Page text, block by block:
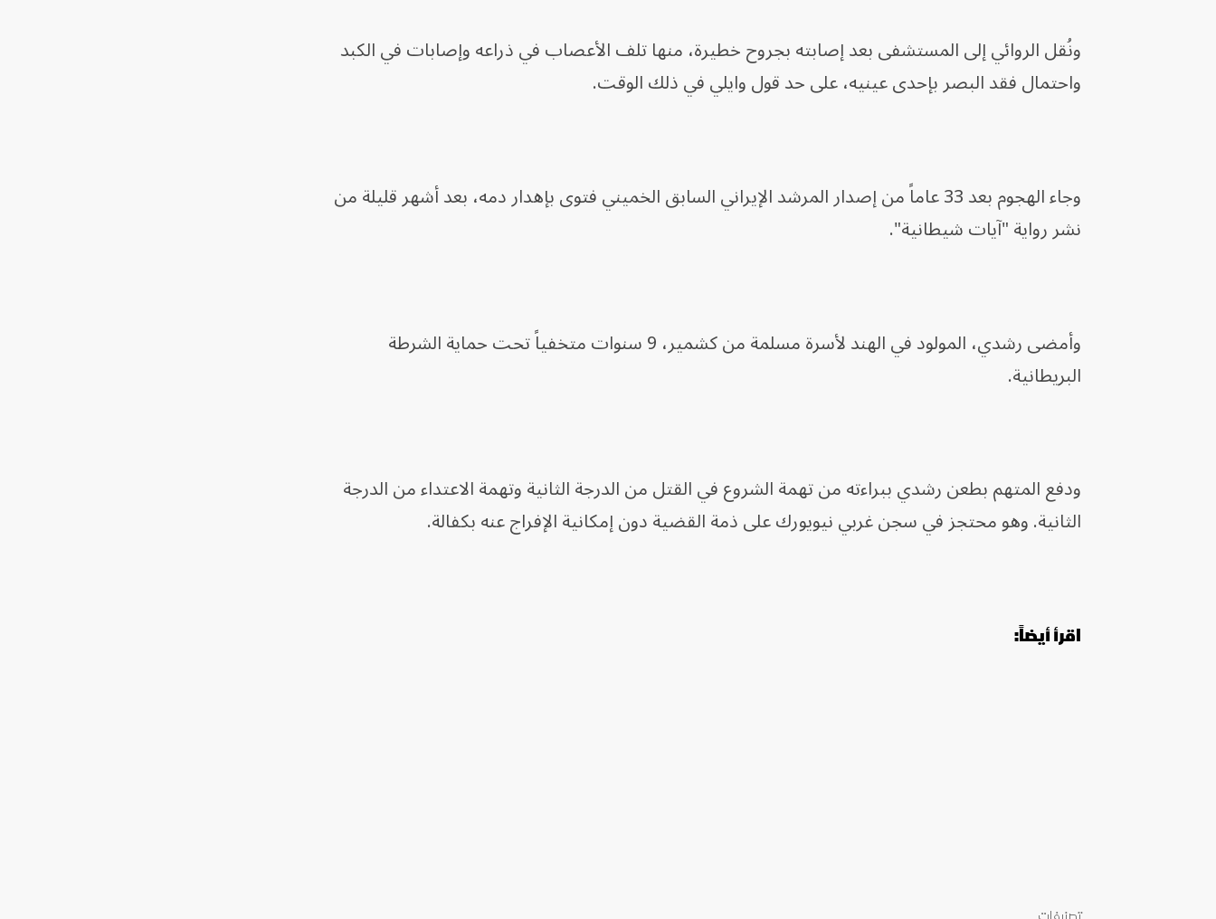
ونُقل الروائي إلى المستشفى بعد إصابته بجروح خطيرة، منها تلف الأعصاب في ذراعه وإصابات في الكبد
واحتمال فقد البصر بإحدى عينيه، على حد قول وايلي في ذلك الوقت.
وجاء الهجوم بعد 33 عاماً من إصدار المرشد الإيراني السابق الخميني فتوى بإهدار دمه، بعد أشهر قليلة من
نشر رواية "آيات شيطانية".
وأمضى رشدي، المولود في الهند لأسرة مسلمة من كشمير، 9 سنوات متخفياً تحت حماية الشرطة
البريطانية.
ودفع المتهم بطعن رشدي ببراءته من تهمة الشروع في القتل من الدرجة الثانية وتهمة الاعتداء من الدرجة
الثانية. وهو محتجز في سجن غربي نيويورك على ذمة القضية دون إمكانية الإفراج عنه بكفالة.
اقرأ أيضاً: